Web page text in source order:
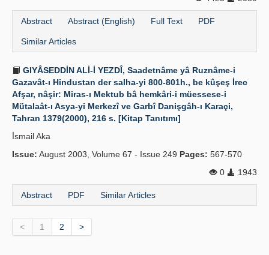
Abstract Abstract (English) Full Text PDF
Similar Articles
GIYÂSEDDİN ALİ-İ YEZDÎ, Saadetnâme yâ Ruznâme-i
Gazavât-ı Hindustan der salha-yi 800-801h., be kûşeş İrec
Afşar, nâşir: Miras-ı Mektub bâ hemkâri-i müessese-i
Mütalaât-ı Asya-yi Merkezî ve Garbî Danişgâh-ı Karaçi,
Tahran 1379(2000), 216 s. [Kitap Tanıtımı]
İ̇smail Aka
Issue: August 2003, Volume 67 - Issue 249 Pages: 567-570
0
1943
Abstract PDF Similar Articles
< 1 2 >